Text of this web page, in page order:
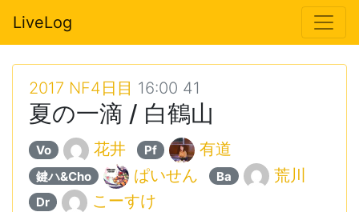
LiveLog
2017 NF4日目 16:00 41
夏の一滴 / 白鶴山
Vo 花井 Pf 有道
鍵ハ&Cho ぱいせん Ba 荒川
Dr こーすけ